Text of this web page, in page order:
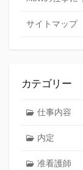
サイトマップ
カテゴリー
仕事内容
内定
准看護師